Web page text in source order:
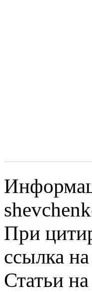
При
ссылка
Статьи